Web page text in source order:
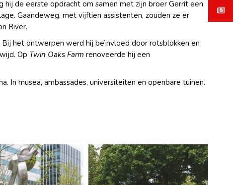
hij de eerste opdracht om samen met zijn broer Gerrit een
Gaandeweg, met vijftien assistenten, zouden ze er
River.
het ontwerpen werd hij beïnvloed door rotsblokken en
Op Twin Oaks Farm renoveerde hij een
In musea, ambassades, universiteiten en openbare tuinen.